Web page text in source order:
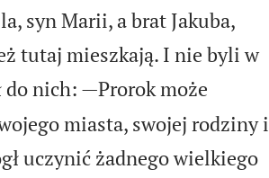
syn Marii, a brat Jakuba,
tutaj mieszkają. I nie byli w
do nich: —Prorok może
miasta, swojej rodziny i
uczynić żadnego wielkiego